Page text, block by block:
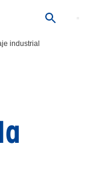
industrial